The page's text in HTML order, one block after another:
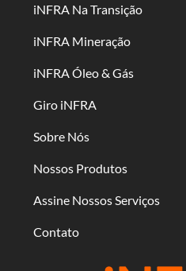
iNFRA Na Transição
iNFRA Mineração
iNFRA Óleo & Gás
Giro iNFRA
Sobre Nós
Nossos Produtos
Assine Nossos Serviços
Contato